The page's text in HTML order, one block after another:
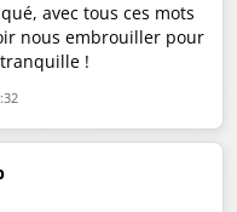
avec tous ces mots
nous embrouiller pour
tranquille !